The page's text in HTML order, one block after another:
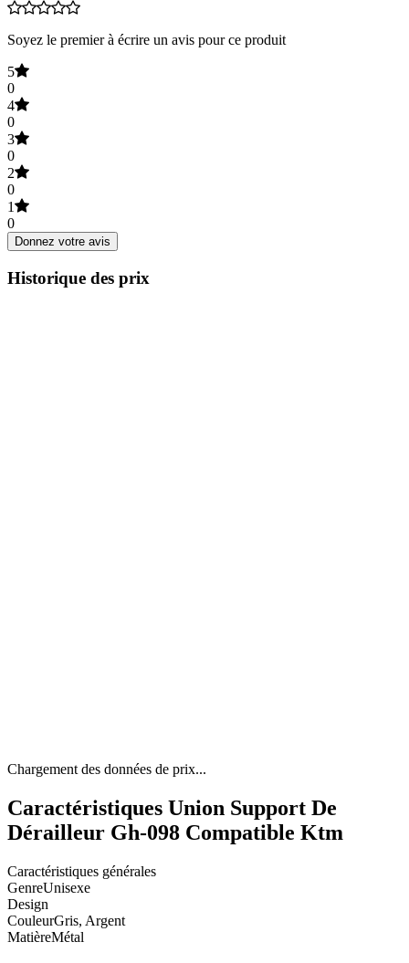
Soyez le premier à écrire un avis pour ce produit
5
0
4
0
3
0
2
0
1
0
Donnez votre avis
Historique des prix
Chargement des données de prix...
Caractéristiques Union Support De
Dérailleur Gh-098 Compatible Ktm
Caractéristiques générales
GenreUnisexe
Design
CouleurGris, Argent
MatièreMétal